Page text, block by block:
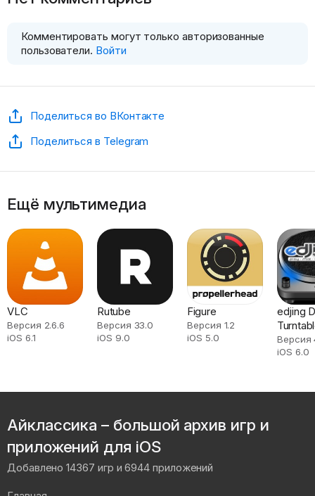
Комментировать могут только авторизованные
пользователи. Войти
Поделиться во ВКонтакте
Поделиться в Telegram
Ещё мультимедиа
VLC
Версия 2.6.6
iOS 6.1
Rutube
Версия 33.0
iOS 9.0
Figure
Версия 1.2
iOS 5.0
edjing
Версия
iOS 6.0
Айклассика – большой архив игр и
приложений для iOS
Добавлено 14367 игр и 6944 приложений